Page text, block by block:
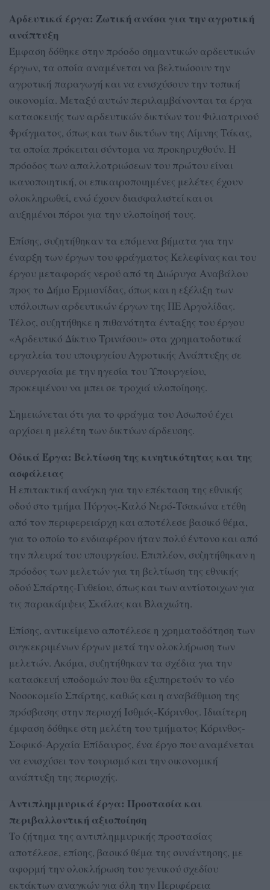
Αρδευτικά έργα: Ζωτική ανάσα για την αγροτική
ανάπτυξη
Έμφαση δόθηκε στην πρόοδο σημαντικών αρδευτικών
έργων, τα οποία αναμένεται να βελτιώσουν την
αγροτική παραγωγή και να ενισχύσουν την τοπική
οικονομία. Μεταξύ αυτών περιλαμβάνονται τα έργα
κατασκευής των αρδευτικών δικτύων του Φιλιατρινού
Φράγματος, όπως και των δικτύων της Λίμνης Τάκας,
τα οποία πρόκειται σύντομα να προκηρυχθούν. Η
πρόοδος των απαλλοτριώσεων του πρώτου είναι
ικανοποιητική, οι επικαιροποιημένες μελέτες έχουν
ολοκληρωθεί, ενώ έχουν διασφαλιστεί και οι
αυξημένοι πόροι για την υλοποίησή τους.
Επίσης, συζητήθηκαν τα επόμενα βήματα για την
έναρξη των έργων του φράγματος Κελεφίνας και του
έργου μεταφοράς νερού από τη Διώρυγα Αναβάλου
προς το Δήμο Ερμιονίδας, όπως και η εξέλιξη των
υπόλοιπων αρδευτικών έργων της ΠΕ Αργολίδας.
Τέλος, συζητήθηκε η πιθανότητα ένταξης του έργου
«Αρδευτικό Δίκτυο Τρινάσου» στα χρηματοδοτικά
εργαλεία του υπουργείου Αγροτικής Ανάπτυξης σε
συνεργασία με την ηγεσία του Υπουργείου,
προκειμένου να μπει σε τροχιά υλοποίησης.
Σημειώνεται ότι για το φράγμα του Ασωπού έχει
αρχίσει η μελέτη των δικτύων άρδευσης.
Οδικά Έργα: Βελτίωση της κινητικότητας και της
ασφάλειας
Η επιτακτική ανάγκη για την επέκταση της εθνικής
οδού στο τμήμα Πύργος-Καλό Νερό-Τσακώνα ετέθη
από τον περιφερειάρχη και αποτέλεσε βασικό θέμα,
για το οποίο το ενδιαφέρον ήταν πολύ έντονο και από
την πλευρά του υπουργείου. Επιπλέον, συζητήθηκαν η
πρόοδος των μελετών για τη βελτίωση της εθνικής
οδού Σπάρτης-Γυθείου, όπως και των αντίστοιχων για
τις παρακάμψεις Σκάλας και Βλαχιώτη.
Επίσης, αντικείμενο αποτέλεσε η χρηματοδότηση των
συγκεκριμένων έργων μετά την ολοκλήρωση των
μελετών. Ακόμα, συζητήθηκαν τα σχέδια για την
κατασκευή υποδομών που θα εξυπηρετούν το νέο
Νοσοκομείο Σπάρτης, καθώς και η αναβάθμιση της
πρόσβασης στην περιοχή Ισθμός-Κόρινθος. Ιδιαίτερη
έμφαση δόθηκε στη μελέτη του τμήματος Κόρινθος-
Σοφικό-Αρχαία Επίδαυρος, ένα έργο που αναμένεται
να ενισχύσει τον τουρισμό και την οικονομική
ανάπτυξη της περιοχής.
Αντιπλημμυρικά έργα: Προστασία και
περιβαλλοντική αξιοποίηση
Το ζήτημα της αντιπλημμυρικής προστασίας
αποτέλεσε, επίσης, βασικό θέμα της συνάντησης, με
αφορμή την ολοκλήρωση του γενικού σχεδίου
εκτάκτων αναγκών για όλη την Περιφέρεια